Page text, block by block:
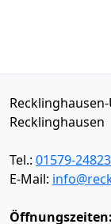
Recklinghausen
Tel.: 01579-
E-Mail:
Öffnungszeiten: